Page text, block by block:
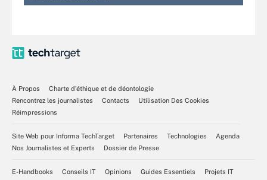
À Propos
Charte d’éthique et de déontologie
Rencontrez les journalistes
Contacts
Utilisation Des Cookies
Réimpressions
Site Web pour Informa TechTarget Partenaires Technologies
Agenda
Nos Journalistes et Experts
Dossier de Presse
E-Handbooks Conseils IT Opinions Guides Essentiels Projets IT